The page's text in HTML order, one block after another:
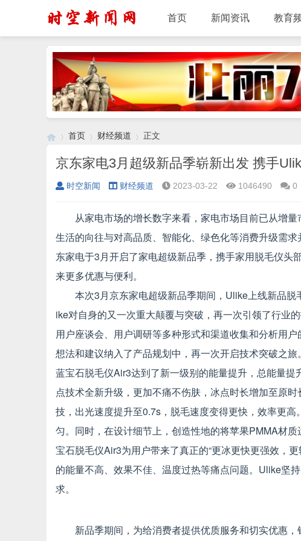
首页 新闻资讯 教育
›
首页
›
财经频道
›
正文
京东家电3月超级新品季崭新出发 携手
时空新闻 财经频道 2023-03-22 1046490 0
从家电市场的增长数字来看，家电市场目前已从增
生活的向往与对高品质、智能化、绿色化等消费升级需
东家电于3月开启了家电超级新品季，携手家用脱毛仪
来更多优惠与便利。
本次3月京东家电超级新品季期间，Ulike上线新品
ike对自身的又一次重大颠覆与突破，再一次引领了行业
用户座谈会、用户调研等多种形式和渠道收集和分析用
想法和建议纳入了产品规划中，再一次开启技术突破之
蓝宝石脱毛仪Air3达到了新一级别的能量提升，总能量
点技术全新升级，更加不痛不伤肤，冰点时长增加至原
技，出光速度提升至0.7s，脱毛速度变得更快，效率更
匀。同时，在设计细节上，创造性地的将苹果PMMA材
宝石脱毛仪Air3为用户带来了真正的“更冰更快更强效，
的能量不高、效果不佳、温度过热等痛点问题。Ulike坚
求。
新品季期间，为给消费者提供优质服务和切实优惠